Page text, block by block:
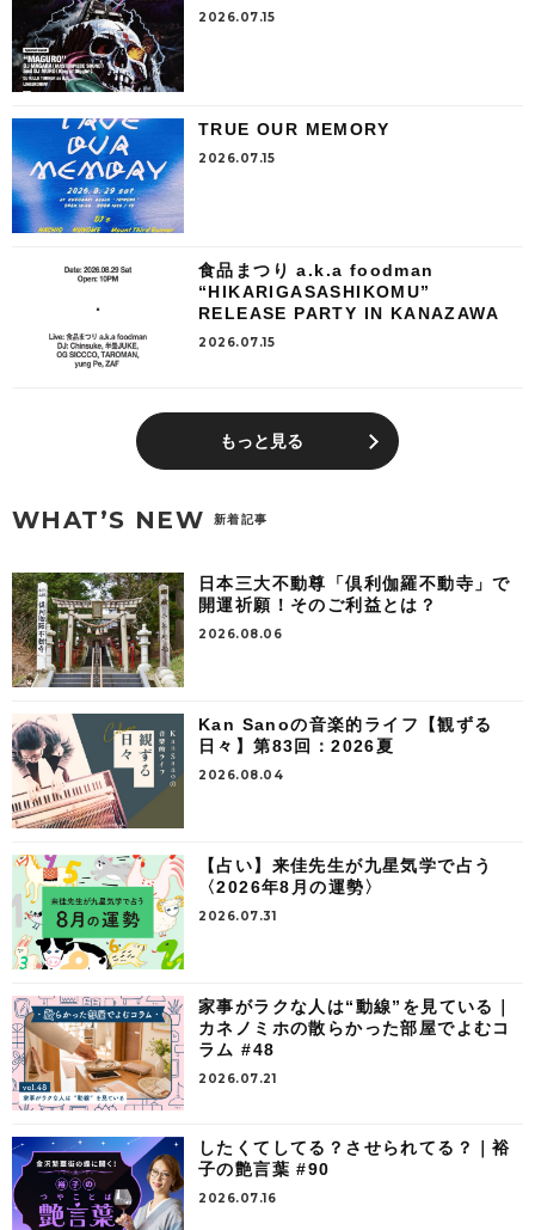
2026.07.15
TRUE OUR MEMORY
2026.07.15
食品まつり a.k.a foodman
“HIKARIGASASHIKOMU”
RELEASE PARTY IN KANAZAWA
2026.07.15
もっと見る
WHAT’S NEW 新着記事
日本三大不動尊「倶利伽羅不動寺」で
開運祈願！そのご利益とは？
2026.08.06
Kan Sanoの音楽的ライフ【観ずる
日々】第83回：2026夏
2026.08.04
【占い】来佳先生が九星気学で占う
〈2026年8月の運勢〉
2026.07.31
家事がラクな人は“動線”を見ている｜
カネノミホの散らかった部屋でよむコ
ラム #48
2026.07.21
したくてしてる？させられてる？｜裕
子の艶言葉 #90
2026.07.16